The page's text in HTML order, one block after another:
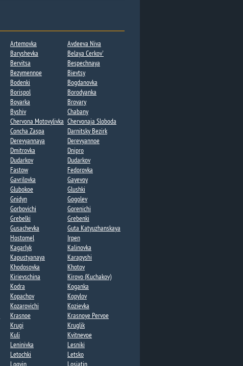
Artemovka
Avdeeva Niva
Baryshevka
Belaya Cerkov'
Bervitsa
Bespechnaya
Bezymennoe​
Bievtsy
Bodenki​
Bogdanovka​​
Borispol
Borodyanka
Boyarka
Brovary
Byshiv
Chabany
Chervona Motovylivka Chervonaja Sloboda
Concha Zaspa​
Darnitsky Bezirk
Derevyannaya​
Derevyannoe
Dmitrovka
Dnipro
Dudarkov
Dudarkov​​
Fastow
Fedorovka​
Gavrilovka​
Gayevoy​
Glubokoe
Glushki
Gnidyn
Gogolev​
Gorbovichi
Gorenichi​
Grebelki​
Grebenki
Gusachevka​
Guta Katyuzhanskaya​
Hostomel
Irpen
Kagarlyk
Kalinovka
Kapustyanaya​
Karapyshi
Khodosovka​
Khotov​
Kirievschina
Kirovo (Kuchakov)
Kodra
Koganka
Kopachov​
Kopylov
Kozarovichi​
Kozievka
Krasnoe
Krasnoye Pervoe​
Krugi
Kruglik​
Kuli
Kvitnevoe​
Leninivka​
Lesniki​
Letochki​
Letsko
Logvin
Losjatin